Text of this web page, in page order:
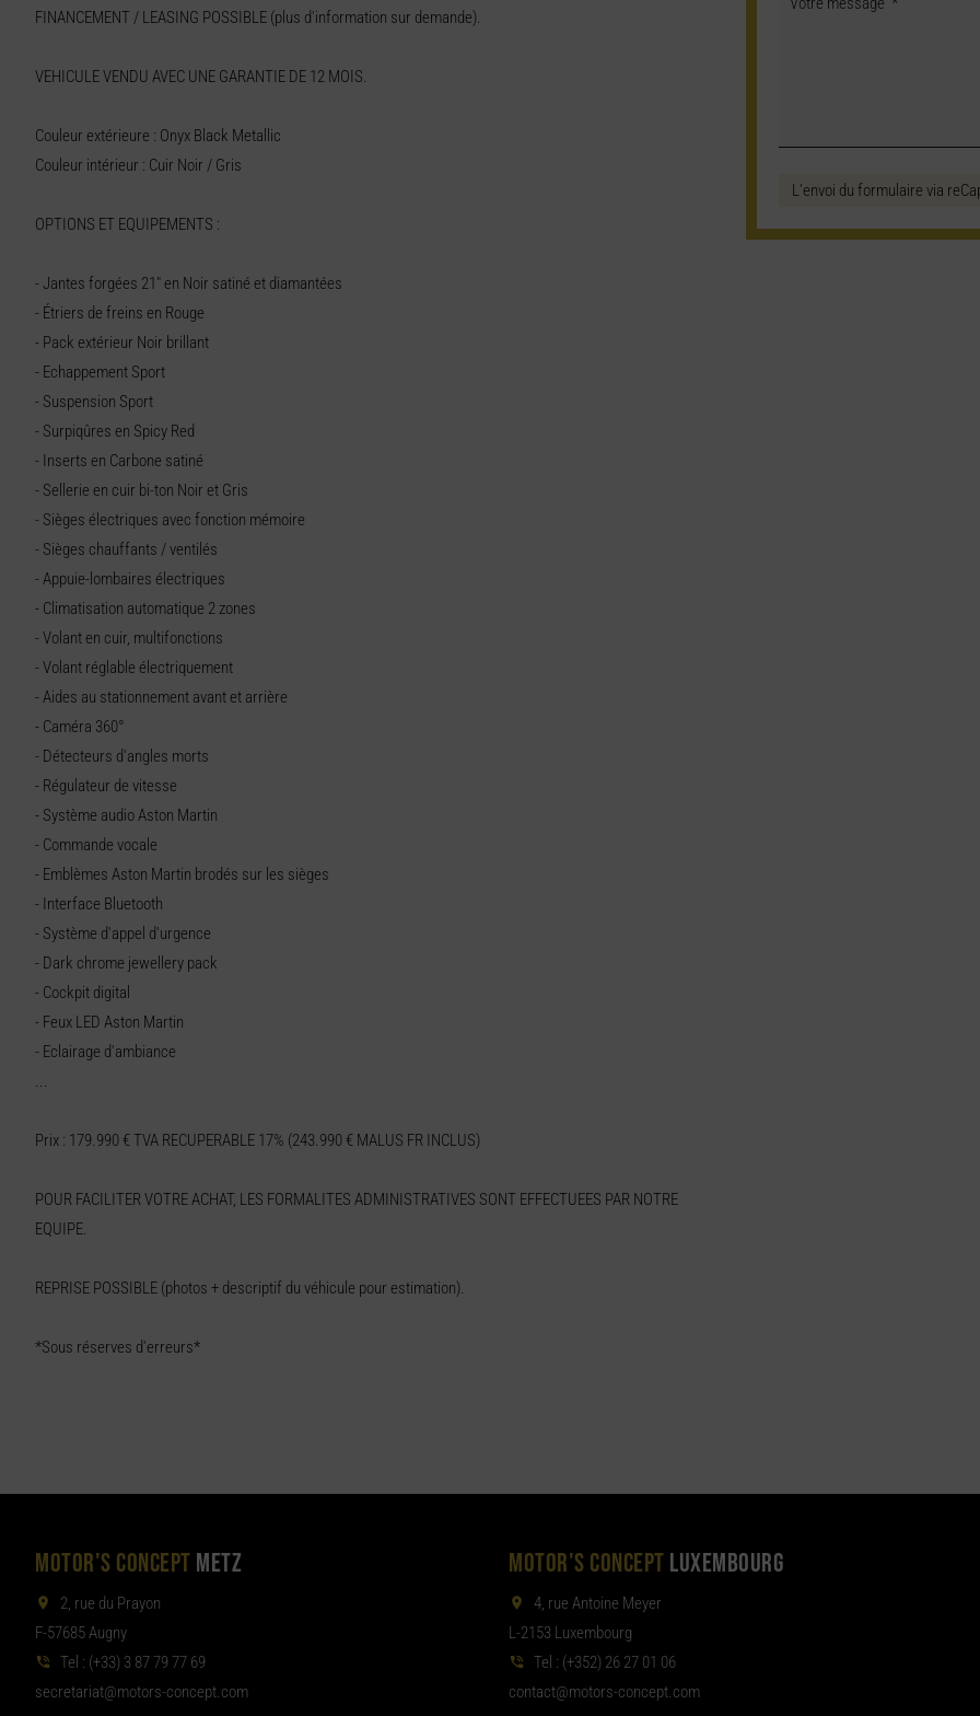
FINANCEMENT / LEASING POSSIBLE (plus d'information sur demande).
VEHICULE VENDU AVEC UNE GARANTIE DE 12 MOIS.
Couleur extérieure : Onyx Black Metallic
Couleur intérieur : Cuir Noir / Gris
OPTIONS ET EQUIPEMENTS :
- Jantes forgées 21" en Noir satiné et diamantées
- Étriers de freins en Rouge
- Pack extérieur Noir brillant
- Echappement Sport
- Suspension Sport
- Surpiqûres en Spicy Red
- Inserts en Carbone satiné
- Sellerie en cuir bi-ton Noir et Gris
- Sièges électriques avec fonction mémoire
- Sièges chauffants / ventilés
- Appuie-lombaires électriques
- Climatisation automatique 2 zones
- Volant en cuir, multifonctions
- Volant réglable électriquement
- Aides au stationnement avant et arrière
- Caméra 360°
- Détecteurs d'angles morts
- Régulateur de vitesse
- Système audio Aston Martin
- Commande vocale
- Emblèmes Aston Martin brodés sur les sièges
- Interface Bluetooth
- Système d'appel d'urgence
- Dark chrome jewellery pack
- Cockpit digital
- Feux LED Aston Martin
- Eclairage d'ambiance
...
Prix : 179.990 € TVA RECUPERABLE 17% (243.990 € MALUS FR INCLUS)
POUR FACILITER VOTRE ACHAT, LES FORMALITES ADMINISTRATIVES SONT EFFECTUEES PAR NOTRE
EQUIPE.
REPRISE POSSIBLE (photos + descriptif du véhicule pour estimation).
*Sous réserves d'erreurs*
L'envoi du formulaire via
MOTOR'S CONCEPT METZ
2, rue du Prayon
F-57685 Augny
Tel : (+33) 3 87 79 77 69
moc.tpecnoc-sro
tom@tair
aterces
MOTOR'S CONCEPT LUXEMBOURG
4, rue Antoine Meyer
L-2153 Luxembourg
Tel : (+352) 26 27 01 06
moc.tpecnoc-sro
tom@tcat
noc